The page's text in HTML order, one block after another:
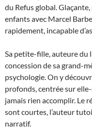
du Refus global.
enfants avec Marcel
rapidement, incapable
Sa petite-fille, auteure du
concession de sa grand-
psychologie. On y
profonds, centrée sur
jamais rien accomplir. Le
sont courtes, l’auteur
narratif.